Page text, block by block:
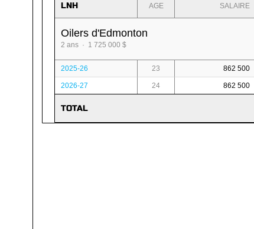
LNH AGE SALAIRE
Oilers d'Edmonton
2 ans · 1 725 000 $
2025-26 23 862 500
2026-27 24 862 500
TOTAL